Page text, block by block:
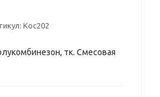
Кос202
тк. Смесовая